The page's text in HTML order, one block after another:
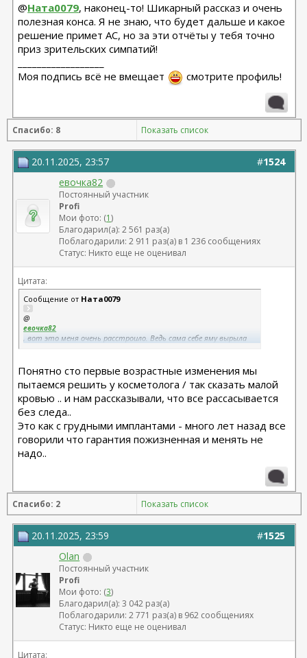
@Ната0079, наконец-то! Шикарный рассказ и очень
полезная конса. Я не знаю, что будет дальше и какое
решение примет АС, но за эти отчёты у тебя точно
приз зрительских симпатий!
Моя подпись всё не вмещает
смотрите профиль!
Спасибо: 8 Показать список
#1524
20.11.2025, 23:57
евочка82
Постоянный участник
Profi
Мои фото: (1)
Благодарил(а): 2 561 раз(а)
Поблагодарили: 2 911 раз(а) в 1 236 сообщениях
Статус: Никто еще не оценивал
Цитата:
Сообщение от Ната0079
@
евочка82
, вот это меня очень расстроило. Ведь сама себе яму вырыла
Понятно сто первые возрастные изменения мы
пытаемся решить у косметолога / так сказать малой
кровью .. и нам рассказывали, что все рассасывается
без следа..
Это как с грудными имплантами - много лет назад все
говорили что гарантия пожизненная и менять не
надо..
Спасибо: 2 Показать список
#1525
20.11.2025, 23:59
Olan
Постоянный участник
Profi
Мои фото: (3)
Благодарил(а): 3 042 раз(а)
Поблагодарили: 2 771 раз(а) в 962 сообщениях
Статус: Никто еще не оценивал
Цитата: